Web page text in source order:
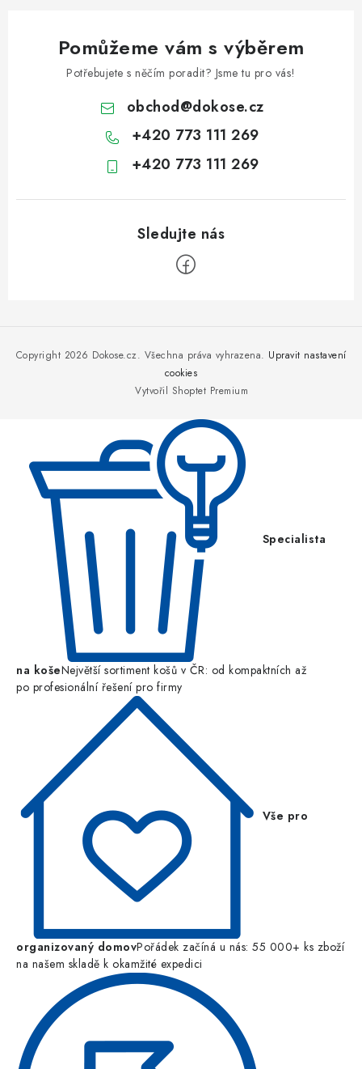
Pomůžeme vám s výběrem
Potřebujete s něčím poradit? Jsme tu pro vás!
obchod@dokose.cz
+420 773 111 269
+420 773 111 269
Vytvořil Shoptet Premium
Copyright 2026 Dokose.cz. Všechna práva vyhrazena. Upravit nastavení
cookies
Specialista
na košeNejvětší sortiment košů v ČR: od kompaktních až
po profesionální řešení pro firmy
Vše pro
organizovaný domovPořádek začíná u nás: 55 000+ ks zboží
na našem skladě k okamžité expedici